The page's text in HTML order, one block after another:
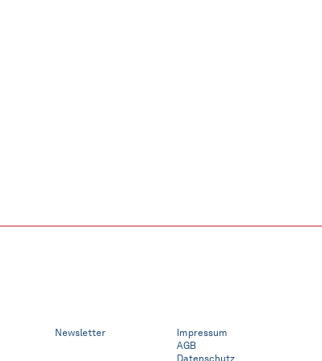
Newsletter
Impressum
AGB
Datenschutz